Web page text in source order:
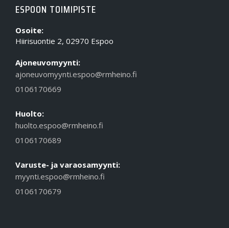
ESPOON TOIMIPISTE
Osoite:
Hiirisuontie 2, 02970 Espoo
Ajoneuvomyynti:
ajoneuvomyynti.espoo@rmheino.fi
0106170669
Huolto:
huolto.espoo@rmheino.fi
0106170689
Varuste- ja varaosamyynti:
myynti.espoo@rmheino.fi
0106170679